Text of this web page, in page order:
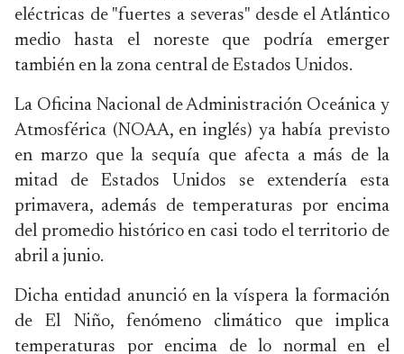
eléctricas de "fuertes a severas" desde el Atlántico
medio hasta el noreste que podría emerger
también en la zona central de Estados Unidos.
La Oficina Nacional de Administración Oceánica y
Atmosférica (NOAA, en inglés) ya había previsto
en marzo que la sequía que afecta a más de la
mitad de Estados Unidos se extendería esta
primavera, además de temperaturas por encima
del promedio histórico en casi todo el territorio de
abril a junio.
Dicha entidad anunció en la víspera la formación
de El Niño, fenómeno climático que implica
temperaturas por encima de lo normal en el